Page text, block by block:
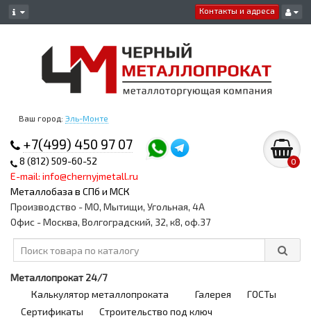
Контакты и адреса
Ваш город: Эль-Монте
+7(499) 450 97 07
8 (812) 509-60-52
E-mail: info@chernyjmetall.ru
Металлобаза в СПб и МСК
0
Производство - МО, Мытищи, Угольная, 4А
Офис - Москва, Волгоградский, 32, к8, оф.37
Металлопрокат 24/7
Калькулятор металлопроката
Галерея
ГОСТы
Сертификаты
Строительство под ключ